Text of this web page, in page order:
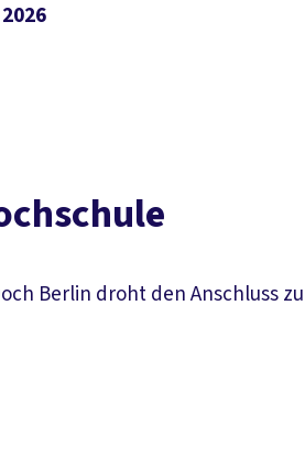
Berlin droht den Anschluss